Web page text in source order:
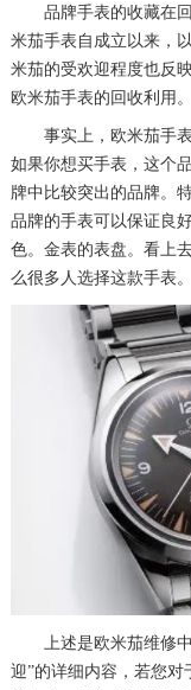
品牌手表的收藏在回
米茄手表自成立以来，
米茄的受欢迎程度也反
欧米茄手表的回收利用。
事实上，欧米茄手表
如果你想买手表，这个
牌中比较突出的品牌。
品牌的手表可以保证良
色。金表的表盘。看上
么很多人选择这款手表。
上述是欧米茄维修中
迎”的详细内容，若您